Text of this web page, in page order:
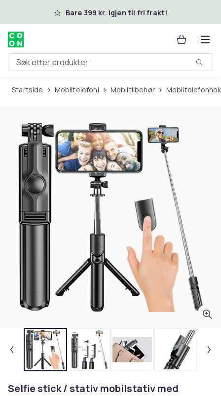
Hopp til hovedinnholdBare 399 kr. igjen til fri frakt!
Søk etter produkter
Startside Mobiltelefoni Mobiltilbehør
Selfie stick / stativ mobilstativ med